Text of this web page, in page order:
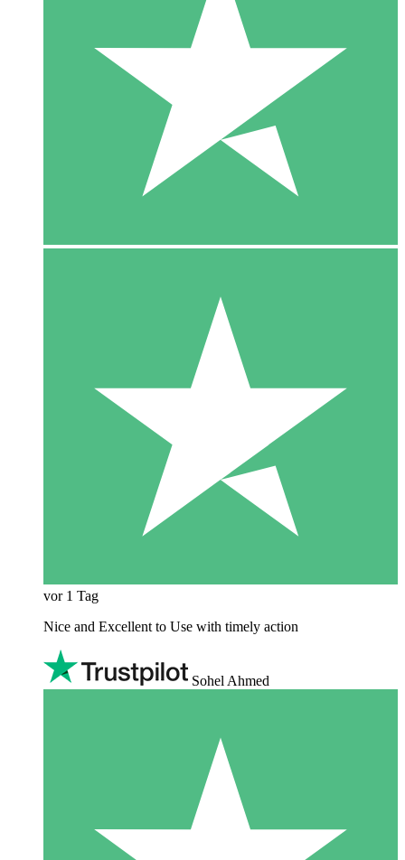
vor 1 Tag
Nice and Excellent to Use with timely action
Sohel Ahmed